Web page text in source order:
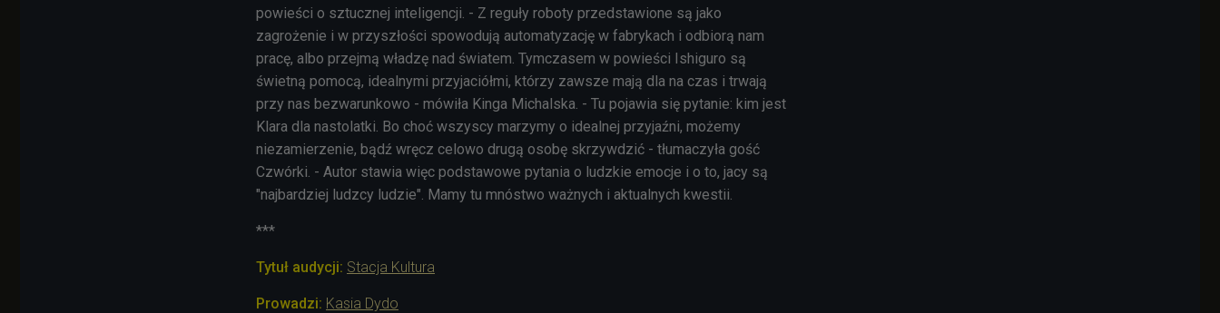
powieści o sztucznej inteligencji. - Z reguły roboty przedstawione są jako
zagrożenie i w przyszłości spowodują automatyzację w fabrykach i odbiorą nam
pracę, albo przejmą władzę nad światem. Tymczasem w powieści Ishiguro są
świetną pomocą, idealnymi przyjaciółmi, którzy zawsze mają dla na czas i trwają
przy nas bezwarunkowo - mówiła Kinga Michalska. - Tu pojawia się pytanie: kim jest
Klara dla nastolatki. Bo choć wszyscy marzymy o idealnej przyjaźni, możemy
niezamierzenie, bądź wręcz celowo drugą osobę skrzywdzić - tłumaczyła gość
Czwórki. - Autor stawia więc podstawowe pytania o ludzkie emocje i o to, jacy są
"najbardziej ludzcy ludzie". Mamy tu mnóstwo ważnych i aktualnych kwestii.
​***
Tytuł audycji: Stacja Kultura
Prowadzi: Kasia Dydo